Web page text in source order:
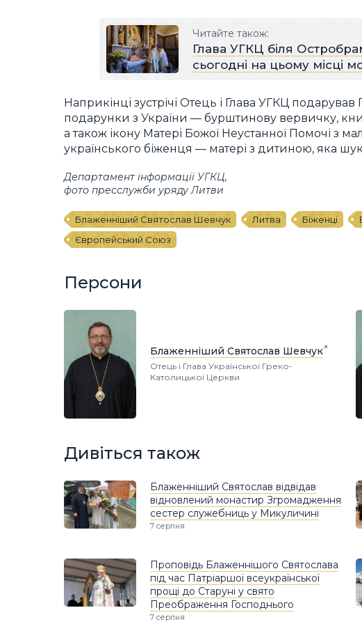
Читайте також:
Глава УГКЦ біля
сьогодні на цьому місці
Наприкінці зустрічі Отець і Глава УГКЦ
подарунки з України — бурштинову вервичку,
а також ікону Матері Божої Неустанної Помочі з
українського біженця — матері з дитиною, яка
Департамент інформації УГКЦ,
фото пресслужби уряду Литви
Блаженніший Святослав Шевчук Литва Біженці
Європейський Союз
Персони
Блаженніший Святослав Шевчук
Отець і Глава Української Греко-
Католицької Церкви
Дивіться також
Блаженніший Святослав відвідав
відновлений монастир Згромадження
сестер служебниць у Микуличині
7 серпня
Проповідь Блаженнішого Святослава
під час Патріаршої всеукраїнської
прощі до Старуні у свято
Преображення Господнього
7 серпня